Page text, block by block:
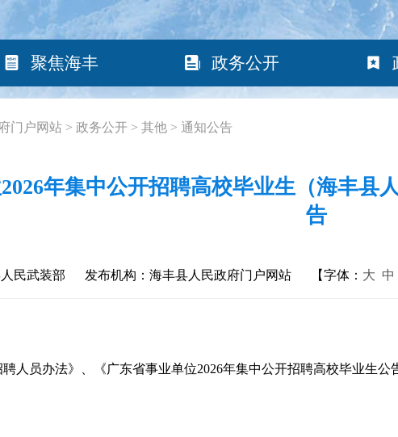
聚焦海丰 政务公开
门户网站 > 政务公开 > 其他 > 通知公告
年集中公开招聘高校毕业生（海丰县
告
民武装部 发布机构：海丰县人民政府门户网站 【字体： 大 中
员办法》、《广东省事业单位2026年集中公开招聘高校毕业生公